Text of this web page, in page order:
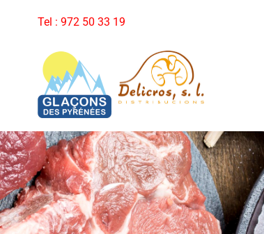
Tel : 972 50 33 19